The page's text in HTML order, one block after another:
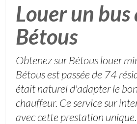
Louer un
Bétous
Obtenez sur Bétous louer
Bétous est passée de 74
était naturel d'adapter le
chauffeur. Ce service sur
avec cette prestation